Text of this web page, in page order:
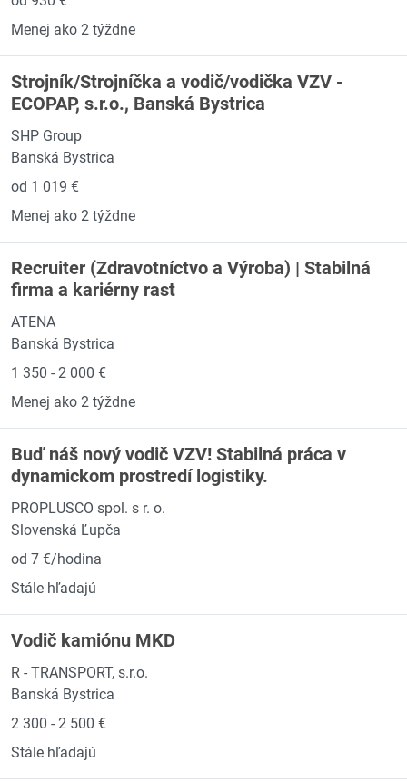
Menej ako 2 týždne
Strojník/Strojníčka a vodič/vodička VZV -
ECOPAP, s.r.o., Banská Bystrica
SHP Group
Banská Bystrica
od 1 019 €
Menej ako 2 týždne
Recruiter (Zdravotníctvo a Výroba) | Stabilná
firma a kariérny rast
ATENA
Banská Bystrica
1 350 - 2 000 €
Menej ako 2 týždne
Buď náš nový vodič VZV! Stabilná práca v
dynamickom prostredí logistiky.
PROPLUSCO spol. s r. o.
Slovenská Ľupča
od 7 €/hodina
Stále hľadajú
Vodič kamiónu MKD
R - TRANSPORT, s.r.o.
Banská Bystrica
2 300 - 2 500 €
Stále hľadajú